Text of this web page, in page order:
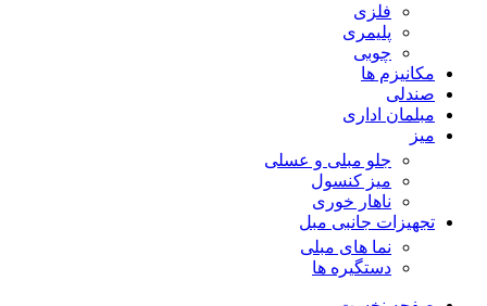
فلزی
پلیمری
چوبی
مکانیزم ها
صندلی
مبلمان اداری
میز
جلو مبلی و عسلی
میز کنسول
ناهار خوری
تجهیزات جانبی مبل
نما های مبلی
دستگیره ها